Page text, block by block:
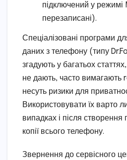
підключений у режимі
перезаписані).
Спеціалізовані програми
даних з телефону (типу
згадують у багатьох
не дають, часто вимагають
несуть ризики для
Використовувати їх варто
випадках і після створення
копії всього телефону.
Звернення до сервісного